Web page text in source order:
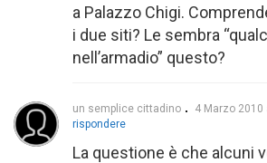
a Palazzo Chigi.
i due siti? Le sembra
nell’armadio” questo?
un semplice cittadino 4 Marzo 2010
rispondere
La questione è che alcuni